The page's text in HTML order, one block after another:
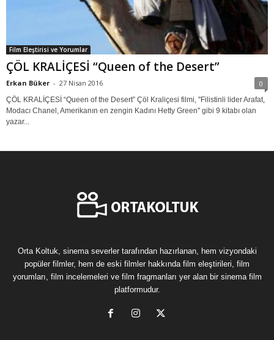
Film Eleştirisi ve Yorumlar
ÇÖL KRALİÇESİ “Queen of the Desert”
Erkan Büker - 27 Nisan 2016 0
ÇÖL KRALİÇESİ “Queen of the Desert” Çöl Kraliçesi filmi, ''Filistinli lider Arafat,
Modacı Chanel, Amerikanın en zengin Kadını Hetty Green'' gibi 9 kitabı olan
yazar...
Orta Koltuk, sinema severler tarafından hazırlanan, hem vizyondaki
popüler filmler, hem de eski filmler hakkında film eleştirileri, film
yorumları, film incelemeleri ve film fragmanları yer alan bir sinema film
platformudur.